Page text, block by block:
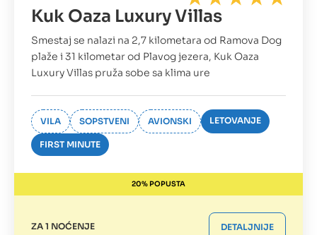
Kuk Oaza Luxury Villas
Smestaj se nalazi na 2,7 kilometara od Ramova Dog
plaže i 31 kilometar od Plavog jezera, Kuk Oaza
Luxury Villas pruža sobe sa klima ure
VILA SOPSTVENI AVIONSKI LETOVANJE
FIRST MINUTE
20% POPUSTA
ZA 1 NOĆENJE DETALJNIJE